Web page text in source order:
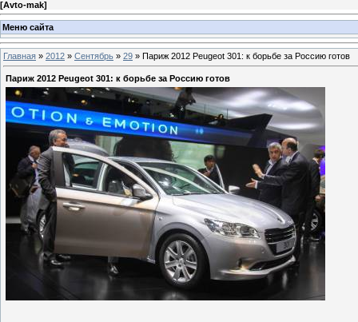
[Avto-mak]
Меню сайта
Главная » 2012 » Сентябрь » 29 » Париж 2012 Peugeot 301: к борьбе за Россию готов
Париж 2012 Peugeot 301: к борьбе за Россию готов